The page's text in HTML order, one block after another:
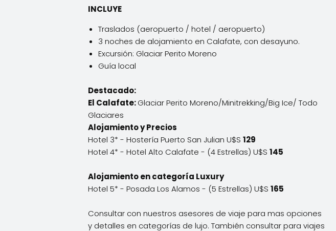
INCLUYE
Traslados (aeropuerto / hotel / aeropuerto)
3 noches de alojamiento en Calafate, con desayuno.
Excursión: Glaciar Perito Moreno
Guía local
Destacado:
El Calafate:Glaciar Perito Moreno/Minitrekking/Big Ice/ Todo
Glaciares
Alojamiento y Precios
Hotel 3* - Hostería Puerto San Julian U$S 129
Hotel 4* - Hotel Alto Calafate - (4 Estrellas) U$S 145
Alojamiento en categoría Luxury
Hotel 5* - Posada Los Alamos - (5 Estrellas) U$S 165
Consultar con nuestros asesores de viaje para mas opciones
y detalles en categorías de lujo. También consultar para viajes